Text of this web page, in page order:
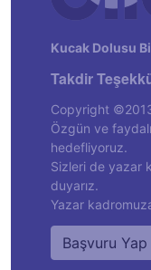
Kucak Dolusu
Takdir
Copyright
Özgün ve
hedefliyoruz.
Sizleri de yazar
duyarız.
Yazar
Başvuru Yap